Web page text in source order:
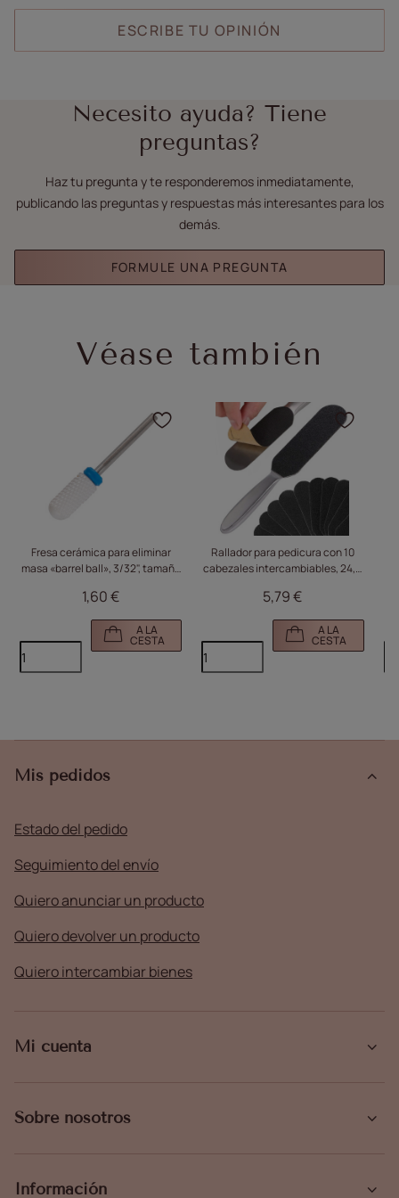
ESCRIBE TU OPINIÓN
Necesito ayuda? Tiene
preguntas?
Haz tu pregunta y te responderemos inmediatamente,
publicando las preguntas y respuestas más interesantes para los
demás.
FORMULE UNA PREGUNTA
Véase también
Fresa cerámica para eliminar
masa «barrel ball», 3/32", tamaño
1,60 €
A LA
CESTA
Haga clic para añadir
Rallador para pedicura con 10
cabezales intercambiables, 24,8
5,79 €
A LA
CESTA
Mis pedidos
Estado del pedido
Seguimiento del envío
Quiero anunciar un producto
Quiero devolver un producto
Quiero intercambiar bienes
Mi cuenta
Sobre nosotros
Información